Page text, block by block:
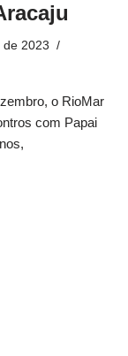
de 2023
o RioMar
com Papai